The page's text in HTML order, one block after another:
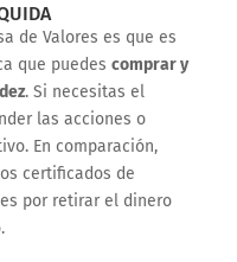
de Valores es que es
que puedes comprar y
. Si necesitas el
las acciones o
En comparación,
certificados de
por retirar el dinero